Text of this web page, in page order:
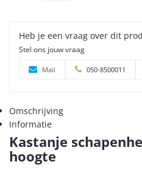
Heb je een vraag over dit
Stel ons jouw vraag
Mail 050-8500011
Omschrijving
Informatie
Kastanje
hoogte